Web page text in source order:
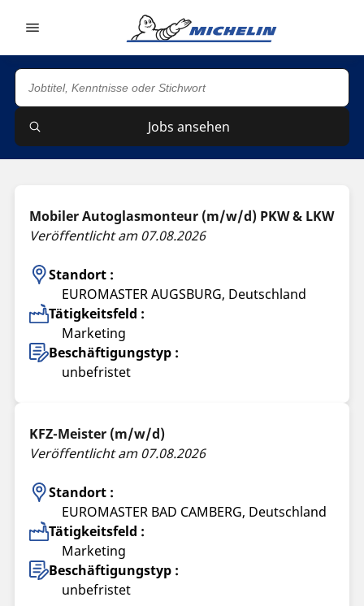
Jobs ansehen
Mobiler Autoglasmonteur (m/w/d) PKW & LKW
Veröffentlicht am 07.08.2026
Standort :
EUROMASTER AUGSBURG, Deutschland
Tätigkeitsfeld :
Marketing
Beschäftigungstyp :
unbefristet
KFZ-Meister (m/w/d)
Veröffentlicht am 07.08.2026
Standort :
EUROMASTER BAD CAMBERG, Deutschland
Tätigkeitsfeld :
Marketing
Beschäftigungstyp :
unbefristet